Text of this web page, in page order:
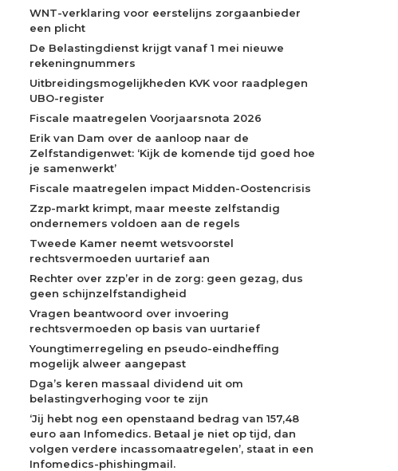
WNT-verklaring voor eerstelijns zorgaanbieder
een plicht
De Belastingdienst krijgt vanaf 1 mei nieuwe
rekeningnummers
Uitbreidingsmogelijkheden KVK voor raadplegen
UBO-register
Fiscale maatregelen Voorjaarsnota 2026
Erik van Dam over de aanloop naar de
Zelfstandigenwet: ‘Kijk de komende tijd goed hoe
je samenwerkt’
Fiscale maatregelen impact Midden-Oostencrisis
Zzp-markt krimpt, maar meeste zelfstandig
ondernemers voldoen aan de regels
Tweede Kamer neemt wetsvoorstel
rechtsvermoeden uurtarief aan
Rechter over zzp’er in de zorg: geen gezag, dus
geen schijnzelfstandigheid
Vragen beantwoord over invoering
rechtsvermoeden op basis van uurtarief
Youngtimerregeling en pseudo-eindheffing
mogelijk alweer aangepast
Dga’s keren massaal dividend uit om
belastingverhoging voor te zijn
‘Jij hebt nog een openstaand bedrag van 157,48
euro aan Infomedics. Betaal je niet op tijd, dan
volgen verdere incassomaatregelen’, staat in een
Infomedics-phishingmail.